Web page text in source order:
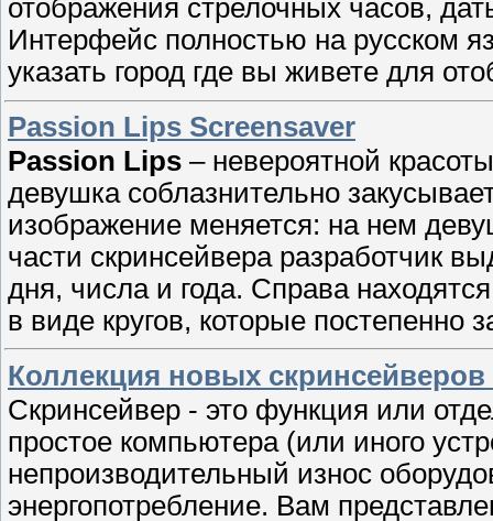
отображения стрелочных часов,
Интерфейс полностью на русском
указать город где вы живете для
Passion Lips Screensaver
Passion Lips – невероятной
девушка соблазнительно
изображение меняется: на нем
части скринсейвера разработчик
дня, числа и года. Справа
в виде кругов, которые
Коллекция новых скринсейверов
Скринсейвер - это функция или
простое компьютера (или иного
непроизводительный износ
энергопотребление. Вам